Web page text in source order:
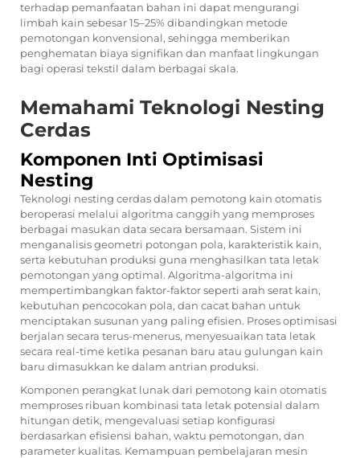
terhadap pemanfaatan bahan ini dapat mengurangi
limbah kain sebesar 15–25% dibandingkan metode
pemotongan konvensional, sehingga memberikan
penghematan biaya signifikan dan manfaat lingkungan
bagi operasi tekstil dalam berbagai skala.
Memahami Teknologi Nesting
Cerdas
Komponen Inti Optimisasi
Nesting
Teknologi nesting cerdas dalam pemotong kain otomatis
beroperasi melalui algoritma canggih yang memproses
berbagai masukan data secara bersamaan. Sistem ini
menganalisis geometri potongan pola, karakteristik kain,
serta kebutuhan produksi guna menghasilkan tata letak
pemotongan yang optimal. Algoritma-algoritma ini
mempertimbangkan faktor-faktor seperti arah serat kain,
kebutuhan pencocokan pola, dan cacat bahan untuk
menciptakan susunan yang paling efisien. Proses optimisasi
berjalan secara terus-menerus, menyesuaikan tata letak
secara real-time ketika pesanan baru atau gulungan kain
baru dimasukkan ke dalam antrian produksi.
Komponen perangkat lunak dari pemotong kain otomatis
memproses ribuan kombinasi tata letak potensial dalam
hitungan detik, mengevaluasi setiap konfigurasi
berdasarkan efisiensi bahan, waktu pemotongan, dan
parameter kualitas. Kemampuan pembelajaran mesin